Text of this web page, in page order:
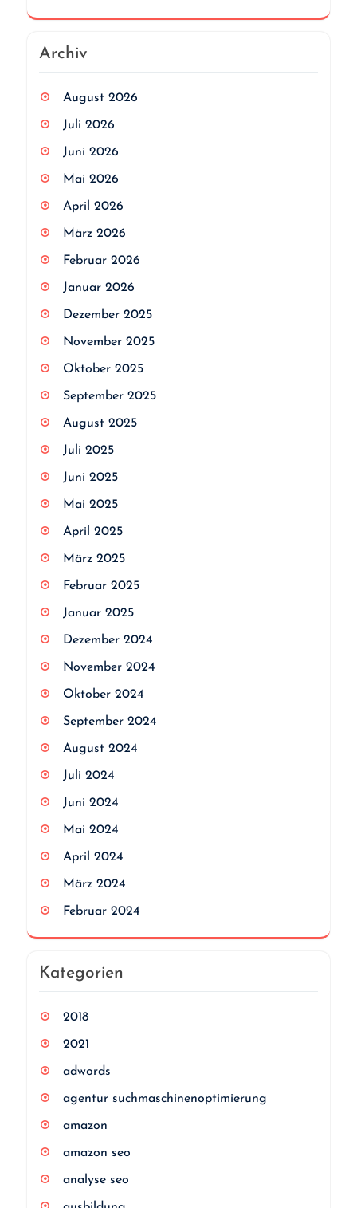
Archiv
August 2026
Juli 2026
Juni 2026
Mai 2026
April 2026
März 2026
Februar 2026
Januar 2026
Dezember 2025
November 2025
Oktober 2025
September 2025
August 2025
Juli 2025
Juni 2025
Mai 2025
April 2025
März 2025
Februar 2025
Januar 2025
Dezember 2024
November 2024
Oktober 2024
September 2024
August 2024
Juli 2024
Juni 2024
Mai 2024
April 2024
März 2024
Februar 2024
Kategorien
2018
2021
adwords
agentur suchmaschinenoptimierung
amazon
amazon seo
analyse seo